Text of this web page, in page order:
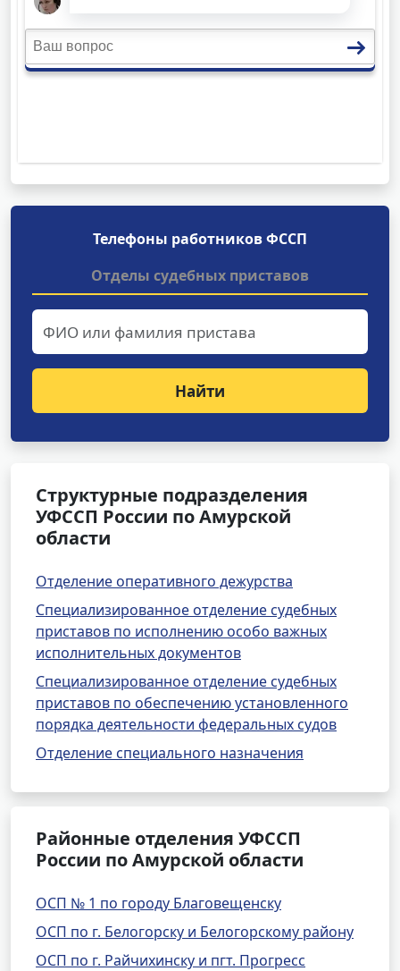
Телефоны работников ФССП
Отделы судебных приставов
Найти
Структурные подразделения
УФССП России по Амурской
области
Отделение оперативного дежурства
Специализированное отделение судебных
приставов по исполнению особо важных
исполнительных документов
Специализированное отделение судебных
приставов по обеспечению установленного
порядка деятельности федеральных судов
Отделение специального назначения
Районные отделения УФССП
России по Амурской области
ОСП № 1 по городу Благовещенску
ОСП по г. Белогорску и Белогорскому району
ОСП по г. Райчихинску и пгт. Прогресс